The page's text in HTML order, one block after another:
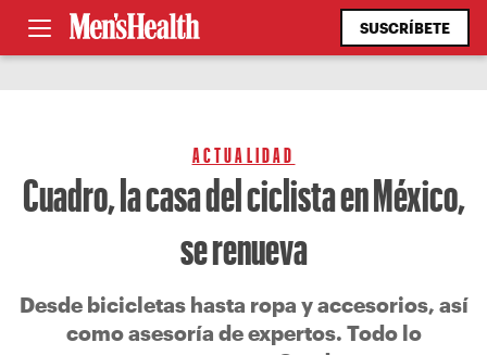
SUSCRÍBETE
ACTUALIDAD
Cuadro, la casa del ciclista en México,
se renueva
Desde bicicletas hasta ropa y accesorios, así
como asesoría de expertos. Todo lo